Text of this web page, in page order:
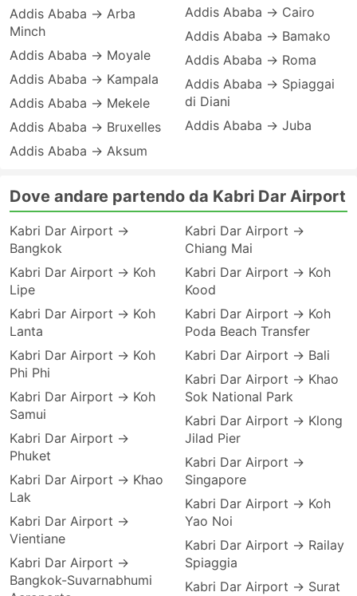
Addis Ababa → Arba
Minch
Addis Ababa → Moyale
Addis Ababa → Kampala
Addis Ababa → Mekele
Addis Ababa → Bruxelles
Addis Ababa → Aksum
Addis Ababa → Cairo
Addis Ababa → Bamako
Addis Ababa → Roma
Addis Ababa → Spiaggai
di Diani
Addis Ababa → Juba
Dove andare partendo da Kabri Dar Airport
Kabri Dar Airport →
Bangkok
Kabri Dar Airport → Koh
Lipe
Kabri Dar Airport → Koh
Lanta
Kabri Dar Airport → Koh
Phi Phi
Kabri Dar Airport → Koh
Samui
Kabri Dar Airport →
Phuket
Kabri Dar Airport → Khao
Lak
Kabri Dar Airport →
Vientiane
Kabri Dar Airport →
Bangkok-Suvarnabhumi
Kabri Dar Airport →
Chiang Mai
Kabri Dar Airport → Koh
Kood
Kabri Dar Airport → Koh
Poda Beach Transfer
Kabri Dar Airport → Bali
Kabri Dar Airport → Khao
Sok National Park
Kabri Dar Airport → Klong
Jilad Pier
Kabri Dar Airport →
Singapore
Kabri Dar Airport → Koh
Yao Noi
Kabri Dar Airport → Railay
Spiaggia
Kabri Dar Airport → Surat